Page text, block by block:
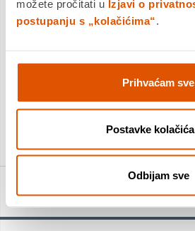
možete pročitati u Izjavi o
postupanju s „kolačićima“.
Prihvaćam sve
Postavke kolačića
Odbijam sve
Povrat robe moguć unutar 14 dana
DODAJTE U
KUPITE
Detalji proizvoda